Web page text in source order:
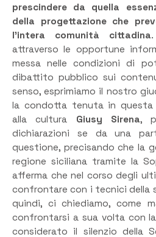
prescindere da quella
della progettazione che
l’intera comunità cittadina
attraverso le opportune
messa nelle condizioni di
dibattito pubblico sui
senso, esprimiamo il nostro
la condotta tenuta in questa
alla cultura Giusy Sirena,
dichiarazioni se da una
questione, precisando che la
regione siciliana tramite la
afferma che nel corso degli
confrontare con i tecnici della
quindi, ci chiediamo, come
confrontarsi a sua volta con
considerato il silenzio della